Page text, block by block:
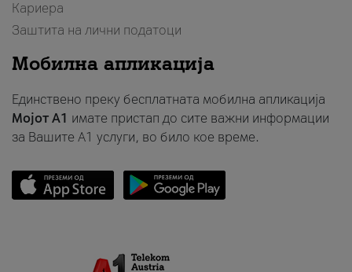
Кариера
Заштита на лични податоци
Мобилна апликација
Единствено преку бесплатната мобилна апликација
Мојот A1 имате пристап до сите важни информации
за Вашите A1 услуги, во било кое време.